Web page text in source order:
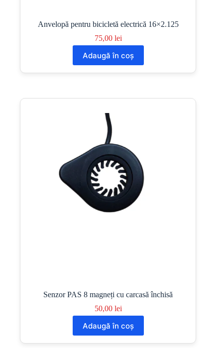
Anvelopă pentru bicicletă electrică 16×2.125
75,00 lei
Adaugă în coș
Senzor PAS 8 magneți cu carcasă închisă
50,00 lei
Adaugă în coș